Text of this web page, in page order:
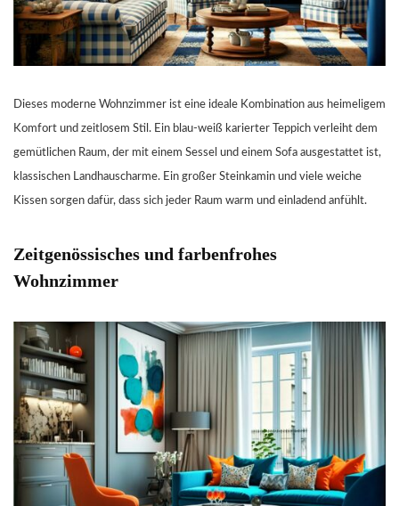
Dieses moderne Wohnzimmer ist eine ideale Kombination aus heimeligem
Komfort und zeitlosem Stil. Ein blau-weiß karierter Teppich verleiht dem
gemütlichen Raum, der mit einem Sessel und einem Sofa ausgestattet ist,
klassischen Landhauscharme. Ein großer Steinkamin und viele weiche
Kissen sorgen dafür, dass sich jeder Raum warm und einladend anfühlt.
Zeitgenössisches und farbenfrohes
Wohnzimmer